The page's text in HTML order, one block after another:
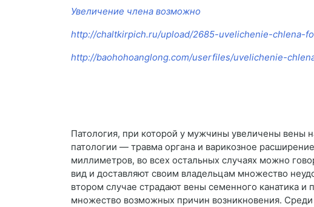
Увеличение члена возможно
http://chaltkirpich.ru/upload/2685-uvelichenie-chlena-
http://baohohoanglong.com/userfiles/uvelichenie-
Патология, при которой у мужчины увеличены вены
патологии — травма органа и варикозное
миллиметров, во всех остальных случаях можно
вид и доставляют своим владельцам множество
втором случае страдают вены семенного канатика
множество возможных причин возникновения.